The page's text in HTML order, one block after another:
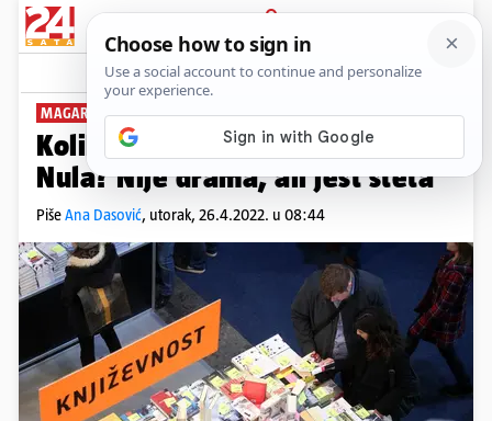
PRIJAVA
News Komentari
MAGAREĆA KLUPA PLUS+
Koliko ste knjiga ‘odbindžali’?
Nula? Nije drama, ali jest šteta
PišeAna Dasović, utorak, 26.4.2022. u 08:44